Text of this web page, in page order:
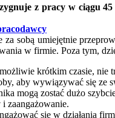
z pracy w ciągu
sobą umiejętnie
w firmie. Poza tym,
krótkim czasie, nie
aby wywiązywać się ze
mogą zostać dużo
zaangażowanie.
się w działania